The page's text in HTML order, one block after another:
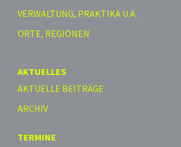
VERWALTUNG, PRAKTIKA U.A.
ORTE, REGIONEN
AKTUELLES
AKTUELLE BEITRÄGE
ARCHIV
TERMINE